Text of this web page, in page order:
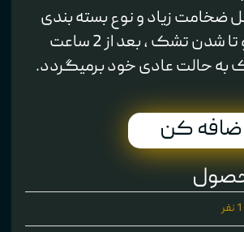
ضخامت زیاد و نوع بسته بندی
داخل کاور و تا شدن تشک ، بعد از 2 ساعت
به حالت عادی خود برمیگردد.
کن
1 نفر